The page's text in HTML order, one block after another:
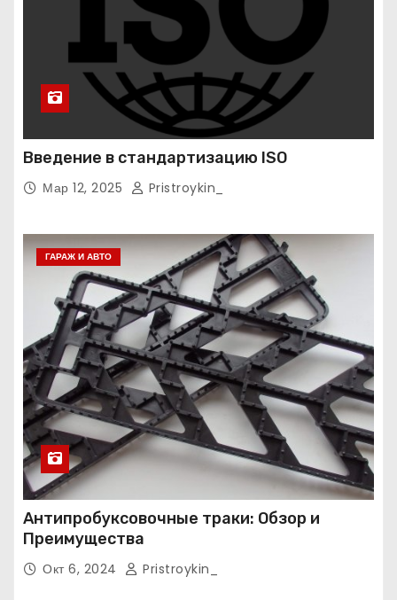
Введение в стандартизацию ISO
Мар 12, 2025 Pristroykin_
ГАРАЖ И АВТО
Антипробуксовочные траки: Обзор и
Преимущества
Окт 6, 2024 Pristroykin_